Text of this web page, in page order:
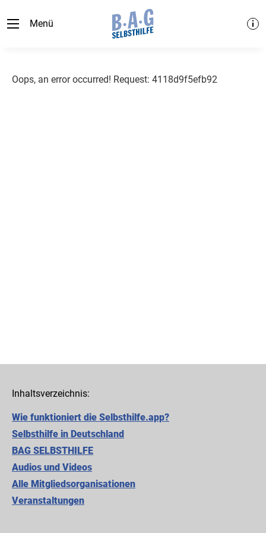
Menü
Oops, an error occurred! Request: 4118d9f5efb92
Inhaltsverzeichnis:
Wie funktioniert die Selbsthilfe.app?
Selbsthilfe in Deutschland
BAG SELBSTHILFE
Audios und Videos
Alle Mitgliedsorganisationen
Veranstaltungen
Cookie-Einstellungen